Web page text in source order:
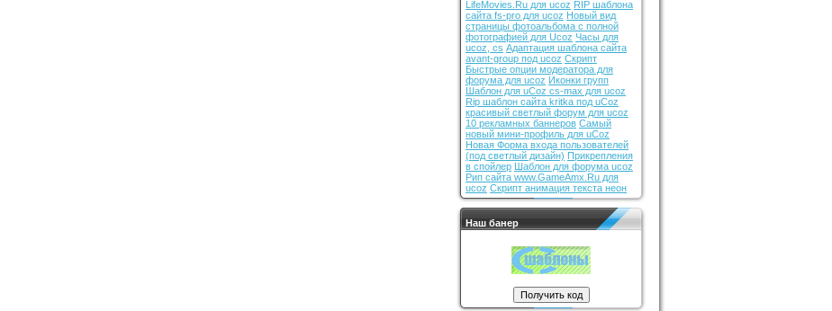
LifeMovies.Ru для ucoz RIP шаблона
сайта fs-pro для ucoz Новый вид
страницы фотоальбома с полной
фотографией для Ucoz Часы для
ucoz, cs Адаптация шаблона сайта
avant-group под ucoz Скрипт
Быстрые опции модератора для
форума для ucoz Иконки групп
Шаблон для uCoz cs-max для ucoz
Rip шаблон сайта kritka под uCoz
красивый светлый форум для ucoz
10 рекламных баннеров Самый
новый мини-профиль для uCoz
Новая Форма входа пользователей
(под светлый дизайн) Прикрепления
в спойлер Шаблон для форума ucoz
Рип сайта www.GameAmx.Ru для
ucoz Скрипт анимация текста неон
Наш банер